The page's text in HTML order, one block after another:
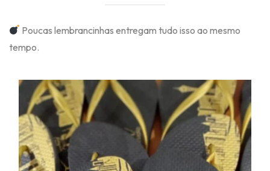
Poucas lembrancinhas entregam tudo isso ao mesmo
tempo.